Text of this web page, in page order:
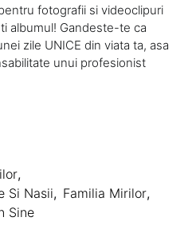
fotografii si videoclipuri
albumul! Gandeste-te ca
zile UNICE din viata ta, asa
unui profesionist
,
Si Nasii, Familia Mirilor,
Sine